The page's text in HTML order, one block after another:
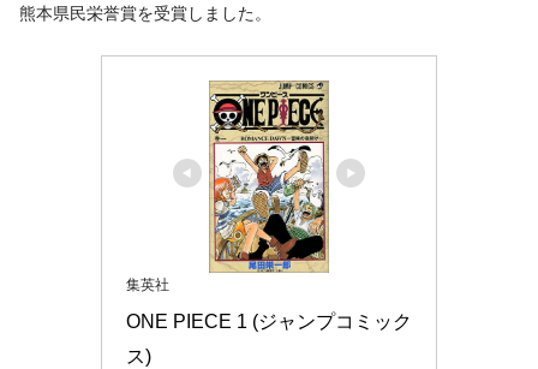
熊本県民栄誉賞を受賞しました。
集英社
ONE PIECE 1 (ジャンプコミック
ス)